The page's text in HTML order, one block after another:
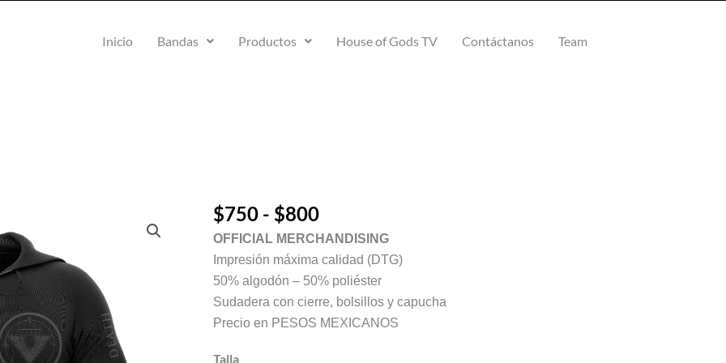
Inicio Bandas Productos House of Gods TV Contáctanos Team
$750 - $800Rango
de
precios:
desde
$750
hasta
$800
OFFICIAL MERCHANDISING
Impresión máxima calidad (DTG)
50% algodón – 50% poliéster
Sudadera con cierre, bolsillos y capucha
Precio en PESOS MEXICANOS
Talla
Los
Males
del
Mundo
·
Descent
death